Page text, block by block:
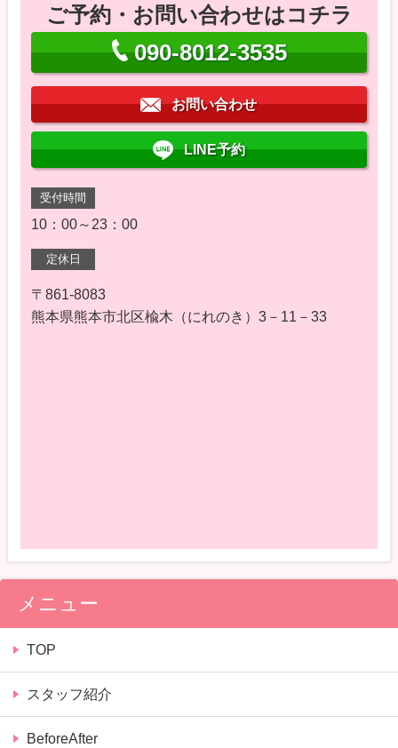
ご予約・お問い合わせはコチラ
090-8012-3535
お問い合わせ
LINE予約
受付時間
10：00～23：00
定休日
〒861-8083
熊本県熊本市北区楡木（にれのき）3－11－33
メニュー
TOP
スタッフ紹介
BeforeAfter